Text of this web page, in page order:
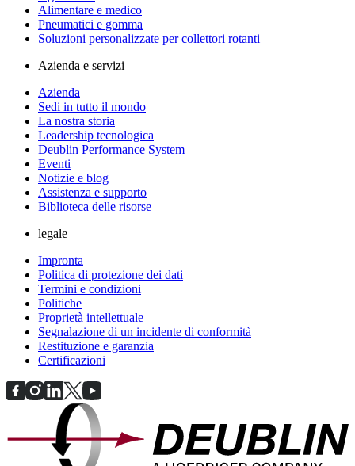
Alimentare e medico
Pneumatici e gomma
Soluzioni personalizzate per collettori rotanti
Azienda e servizi
Azienda
Sedi in tutto il mondo
La nostra storia
Leadership tecnologica
Deublin Performance System
Eventi
Notizie e blog
Assistenza e supporto
Biblioteca delle risorse
legale
Impronta
Politica di protezione dei dati
Termini e condizioni
Politiche
Proprietà intellettuale
Segnalazione di un incidente di conformità
Restituzione e garanzia
Certificazioni